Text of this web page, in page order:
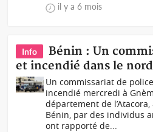
il y a 6 mois
Info
Bénin : Un
et incendié dans le
Un commissariat de
incendié mercredi à
département de
Bénin, par des individus
ont rapporté de...